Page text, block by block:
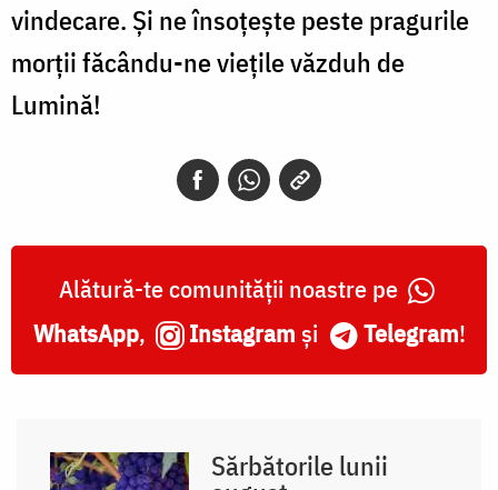
vindecare. Și ne însoțește peste pragurile
morții făcându-ne viețile văzduh de
Lumină!
Alătură-te comunității noastre pe
WhatsApp, Instagram și Telegram!
Sărbătorile lunii